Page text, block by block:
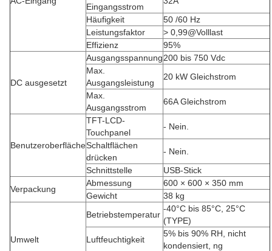
Eingangsstrom
Häufigkeit
50 /60 Hz
Leistungsfaktor
> 0,99@Volllast
Effizienz
95%
DC ausgesetzt
Ausgangsspannung200 bis 750 Vdc
Max.
Ausgangsleistung
20 kW Gleichstrom
Max.
Ausgangsstrom
66A Gleichstrom
Benutzeroberfläche
TFT-LCD-
Touchpanel
- Nein.
Schaltflächen
drücken
- Nein.
Schnittstelle
USB-Stick
Verpackung
Abmessung
600 × 600 × 350 mm
Gewicht
38 kg
Umwelt
Betriebstemperatur
-40°C bis 85°C, 25°C
(TYPE)
Luftfeuchtigkeit
5% bis 90% RH, nicht
kondensiert, ng